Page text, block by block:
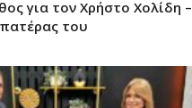
για τον Χρήστο Χολίδη –
του